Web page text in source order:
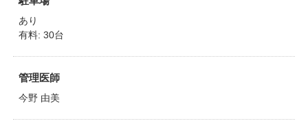
あり
有料: 30台
管理医師
今野 由美